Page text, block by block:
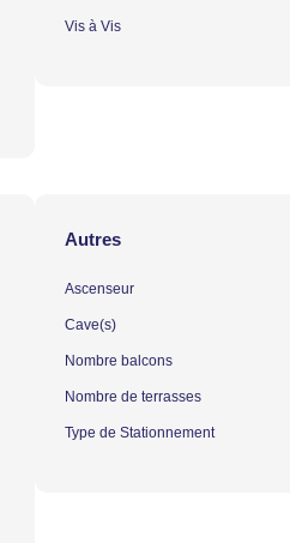
Vis à Vis
Autres
Ascenseur
Cave(s)
Nombre balcons
Nombre de terrasses
Type de Stationnement